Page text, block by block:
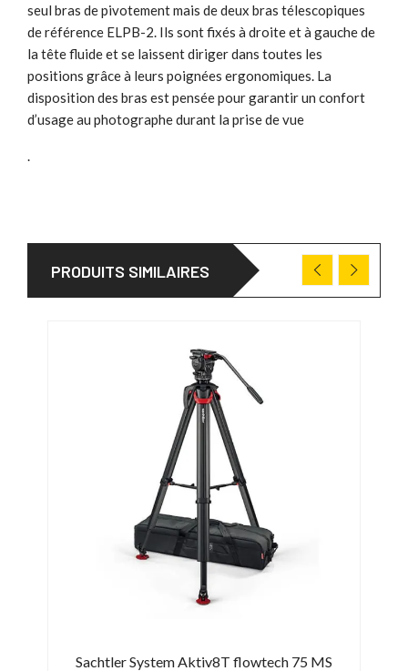
seul bras de pivotement mais de deux bras télescopiques
de référence ELPB-2. Ils sont fixés à droite et à gauche de
la tête fluide et se laissent diriger dans toutes les
positions grâce à leurs poignées ergonomiques. La
disposition des bras est pensée pour garantir un confort
d’usage au photographe durant la prise de vue
PRODUITS SIMILAIRES
Sachtler System Aktiv8T flowtech 75 MS